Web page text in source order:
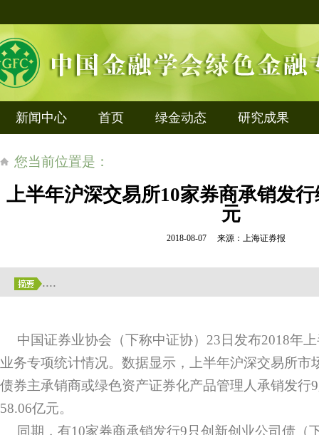
新闻中心 首页 绿金动态 研究成果
您当前位置是：
上半年沪深交易所10家券商承销发
元
2018-08-07 来源：上海证券报
....
中国证券业协会（下称中证协）23日发布2018年
业务专项统计情况。数据显示，上半年沪深交易所市
债券主承销商或绿色资产证券化产品管理人承销发行
58.06亿元。
同期，有10家券商承销发行9只创新创业公司债（